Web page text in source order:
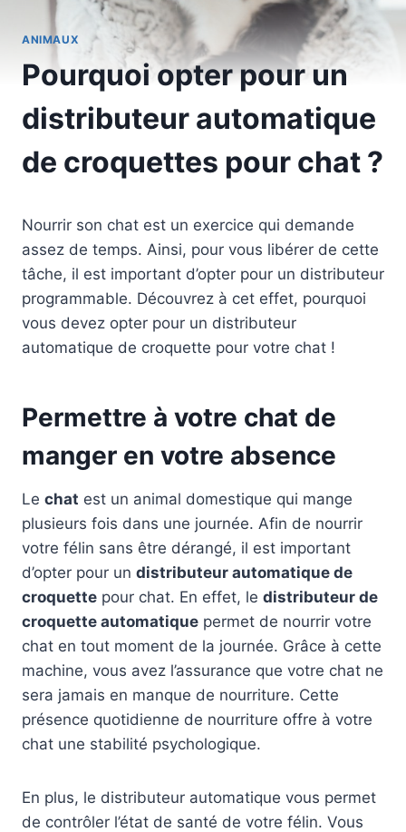
ANIMAUX
Pourquoi opter pour un
distributeur automatique
de croquettes pour chat ?
Nourrir son chat est un exercice qui demande
assez de temps. Ainsi, pour vous libérer de cette
tâche, il est important d’opter pour un distributeur
programmable. Découvrez à cet effet, pourquoi
vous devez opter pour un distributeur
automatique de croquette pour votre chat !
Permettre à votre chat de
manger en votre absence
Le chat est un animal domestique qui mange
plusieurs fois dans une journée. Afin de nourrir
votre félin sans être dérangé, il est important
d’opter pour un distributeur automatique de
croquette pour chat. En effet, le distributeur de
croquette automatique permet de nourrir votre
chat en tout moment de la journée. Grâce à cette
machine, vous avez l’assurance que votre chat ne
sera jamais en manque de nourriture. Cette
présence quotidienne de nourriture offre à votre
chat une stabilité psychologique.
En plus, le distributeur automatique vous permet
de contrôler l’état de santé de votre félin. Vous